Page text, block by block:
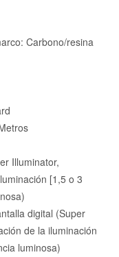
Carbono/resina
Illuminator,
[1,5 o 3
digital (Super
de la iluminación
luminosa)